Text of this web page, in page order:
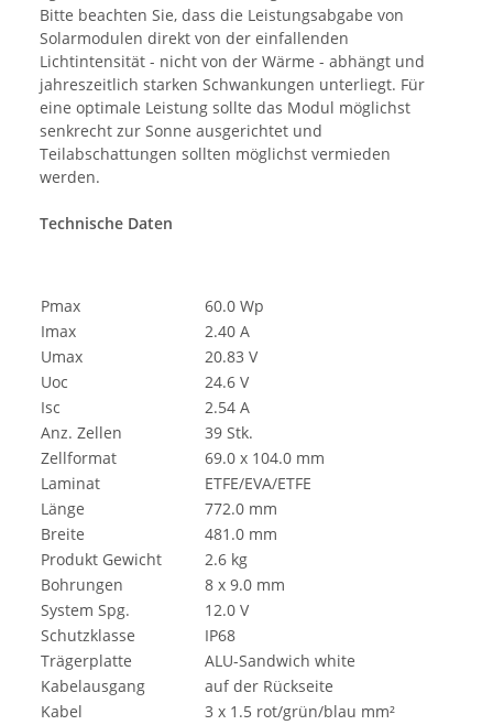
Bitte beachten Sie, dass die Leistungsabgabe von
Solarmodulen direkt von der einfallenden
Lichtintensität - nicht von der Wärme - abhängt und
jahreszeitlich starken Schwankungen unterliegt. Für
eine optimale Leistung sollte das Modul möglichst
senkrecht zur Sonne ausgerichtet und
Teilabschattungen sollten möglichst vermieden
werden.
Technische Daten
Pmax
60.0 Wp
Imax
2.40 A
Umax
20.83 V
Uoc
24.6 V
Isc
2.54 A
Anz. Zellen
39 Stk.
Zellformat
69.0 x 104.0 mm
Laminat
ETFE/EVA/ETFE
Länge
772.0 mm
Breite
481.0 mm
Produkt Gewicht
2.6 kg
Bohrungen
8 x 9.0 mm
System Spg.
12.0 V
Schutzklasse
IP68
Trägerplatte
ALU-Sandwich white
Kabelausgang
auf der Rückseite
Kabel
3 x 1.5 rot/grün/blau mm²